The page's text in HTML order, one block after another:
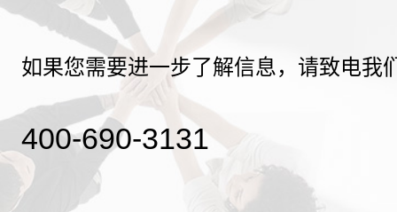
如果您需要进一步了解信息，请致电我
400-690-3131